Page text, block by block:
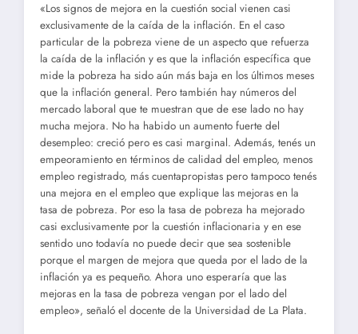
«Los signos de mejora en la cuestión social vienen casi
exclusivamente de la caída de la inflación. En el caso
particular de la pobreza viene de un aspecto que refuerza
la caída de la inflación y es que la inflación específica que
mide la pobreza ha sido aún más baja en los últimos meses
que la inflación general. Pero también hay números del
mercado laboral que te muestran que de ese lado no hay
mucha mejora. No ha habido un aumento fuerte del
desempleo: creció pero es casi marginal. Además, tenés un
empeoramiento en términos de calidad del empleo, menos
empleo registrado, más cuentapropistas pero tampoco tenés
una mejora en el empleo que explique las mejoras en la
tasa de pobreza. Por eso la tasa de pobreza ha mejorado
casi exclusivamente por la cuestión inflacionaria y en ese
sentido uno todavía no puede decir que sea sostenible
porque el margen de mejora que queda por el lado de la
inflación ya es pequeño. Ahora uno esperaría que las
mejoras en la tasa de pobreza vengan por el lado del
empleo», señaló el docente de la Universidad de La Plata.